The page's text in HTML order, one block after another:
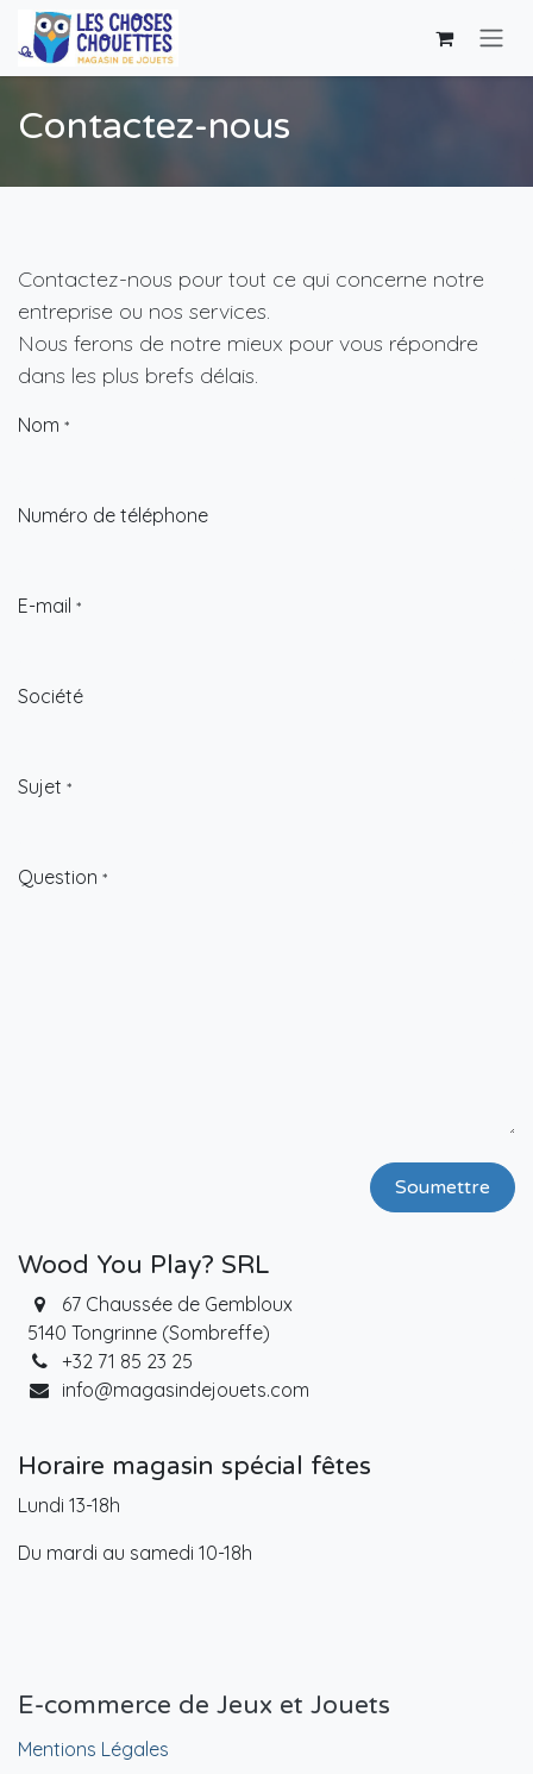
Skip to Content
Contactez-nous
Contactez-nous pour tout ce qui concerne notre
entreprise ou nos services.
Nous ferons de notre mieux pour vous répondre
dans les plus brefs délais.
Nom *
Numéro de téléphone
E-mail *
Société
Sujet *
Question *
Soumettre
Wood You Play? SRL
67 Chaussée de Gembloux
5140 Tongrinne (Sombreffe)
+32 71 85 23 25
info@magasindejouets.com
Horaire magasin spécial fêtes
Lundi 13-18h
Du mardi au samedi 10-18h
E-commerce de Jeux et Jouets
Mentions Légales